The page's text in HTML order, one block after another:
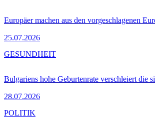
Europäer machen aus den vorgeschlagenen
25.07.2026
Bulgariens hohe Geburtenrate verschleiert die
28.07.2026
GESUNDHEIT
POLITIK